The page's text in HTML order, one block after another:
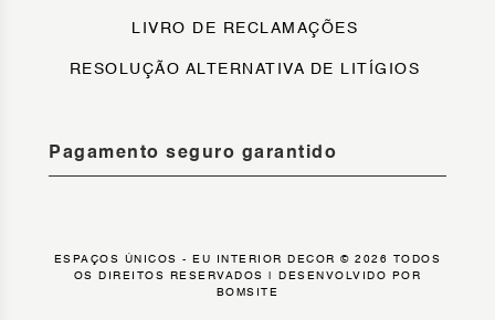
LIVRO DE RECLAMAÇÕES
RESOLUÇÃO ALTERNATIVA DE LITÍGIOS
Pagamento seguro garantido
ESPAÇOS ÚNICOS - EU INTERIOR DECOR © 2026 TODOS
OS DIREITOS RESERVADOS | DESENVOLVIDO POR
BOMSITE